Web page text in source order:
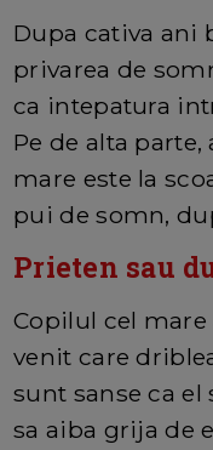
Dupa cativa ani
privarea de
ca intepatura
Pe de alta
mare este la
pui de somn,
Prieten sau
Copilul cel
venit care
sunt sanse ca el
sa aiba grija de